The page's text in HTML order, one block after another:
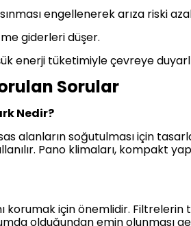
engellenerek arıza riski
giderleri düşer.
enerji tüketimiyle çevreye
Sorular
Nedir?
alanların soğutulması için
Pano klimaları, kompakt
korumak için önemlidir.
olduğundan emin olunması